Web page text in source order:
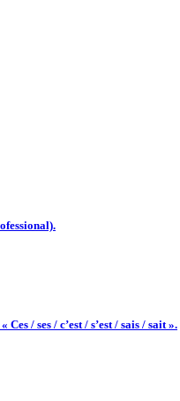
/ ses / c’est / s’est / sais / sait ».